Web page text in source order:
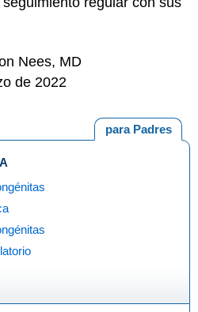
Nees, MD
de 2022
para Padres